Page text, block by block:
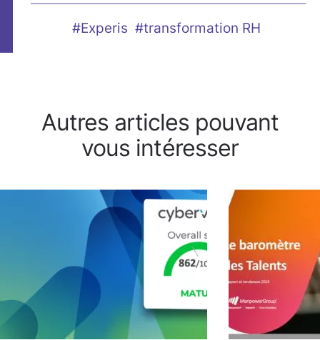
#Experis #transformation RH
Autres articles pouvant
vous intéresser